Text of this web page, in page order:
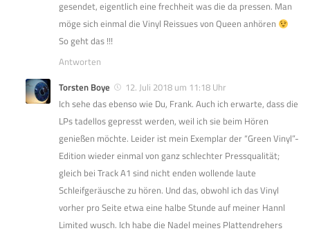
gesendet, eigentlich eine frechheit was die da pressen. Man
möge sich einmal die Vinyl Reissues von Queen anhören
So geht das !!!
Antworten
Torsten Boye
12. Juli 2018 um 11:18 Uhr
Ich sehe das ebenso wie Du, Frank. Auch ich erwarte, dass die
LPs tadellos gepresst werden, weil ich sie beim Hören
genießen möchte. Leider ist mein Exemplar der “Green Vinyl”-
Edition wieder einmal von ganz schlechter Pressqualität;
gleich bei Track A1 sind nicht enden wollende laute
Schleifgeräusche zu hören. Und das, obwohl ich das Vinyl
vorher pro Seite etwa eine halbe Stunde auf meiner Hannl
Limited wusch. Ich habe die Nadel meines Plattendrehers